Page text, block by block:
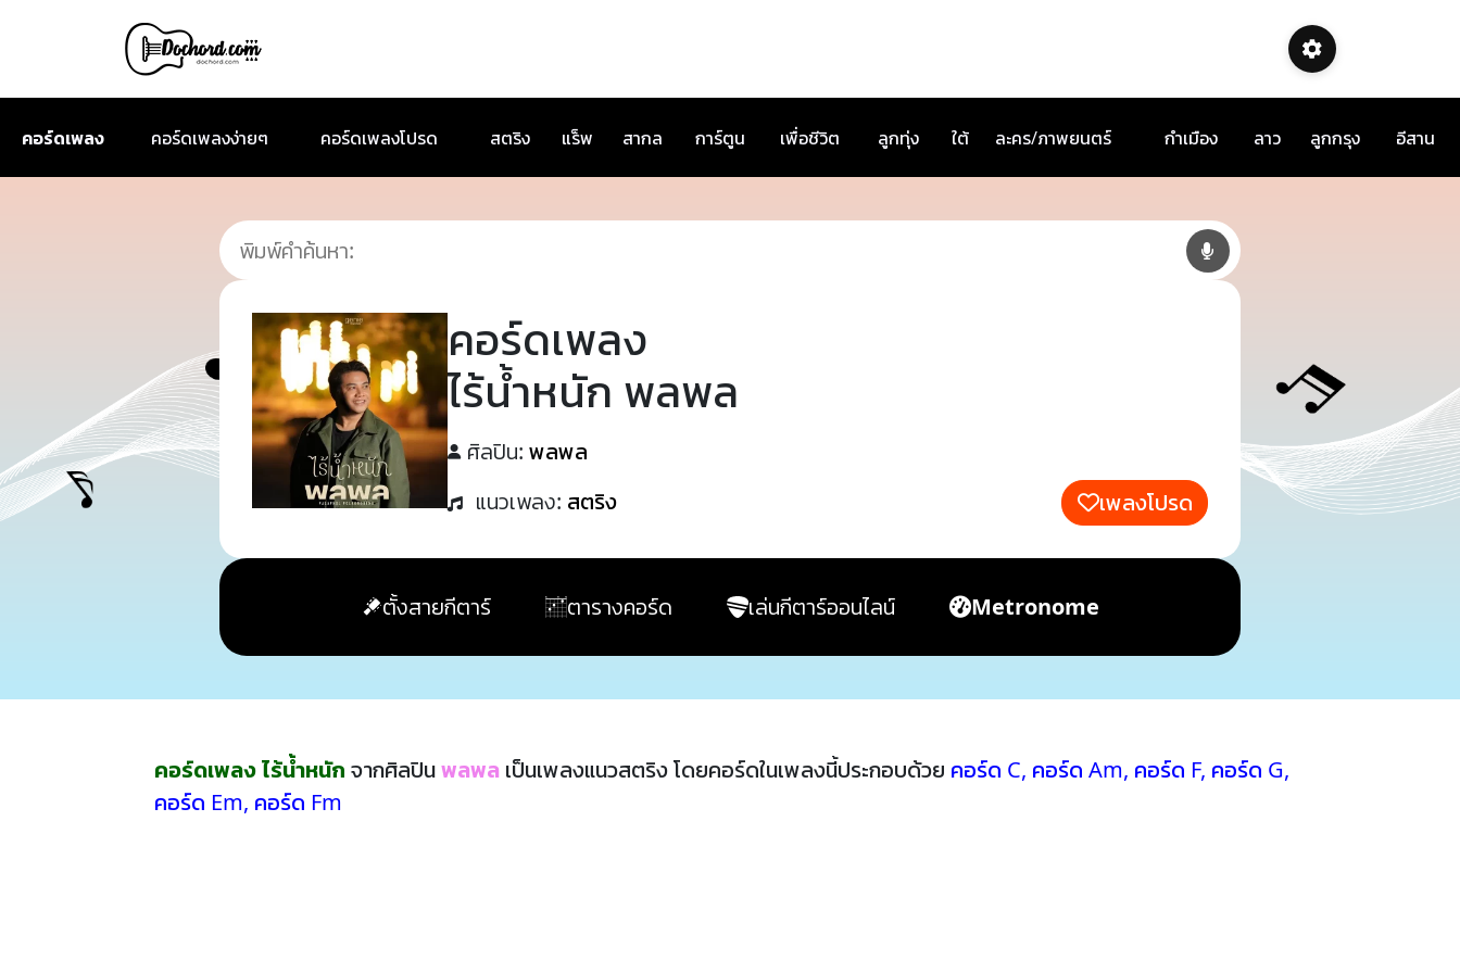
คอร์ดเพลง คอร์ดเพลงง่ายๆ คอร์ดเพลงโปรด สตริง แร็พ สากล การ์ตูน เพื่อชีวิต ลูกทุ่ง ใต้ ละคร/ภาพยนตร์ กำเมือง ลาว ลูกกรุง อีสาน
คอร์ดเพลง
ไร้น้ำหนัก พลพล
ศิลปิน: พลพล
แนวเพลง: สตริง เพลงโปรด
ตั้งสายกีตาร์ ตารางคอร์ด เล่นกีตาร์ออนไลน์ Metronome
คอร์ดเพลง ไร้น้ำหนัก จากศิลปินพลพล เป็นเพลงแนวสตริง โดยคอร์ดในเพลงนี้ประกอบด้วย คอร์ด C, คอร์ด Am, คอร์ด F, คอร์ด G,
คอร์ด Em, คอร์ด Fm